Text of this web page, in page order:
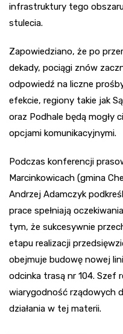
infrastruktury tego
stulecia.
Zapowiedziano, że po
dekady, pociągi znów
odpowiedź na liczne
efekcie, regiony takie jak
oraz Podhale będą mogły
opcjami komunikacyjnymi.
Podczas konferencji
Marcinkowicach (gmina
Andrzej Adamczyk
prace spełniają
tym, że sukcesywnie
etapu realizacji
obejmuje budowę nowej
odcinka trasą nr 104. Szef
wiarygodność rządowych
działania w tej materii.